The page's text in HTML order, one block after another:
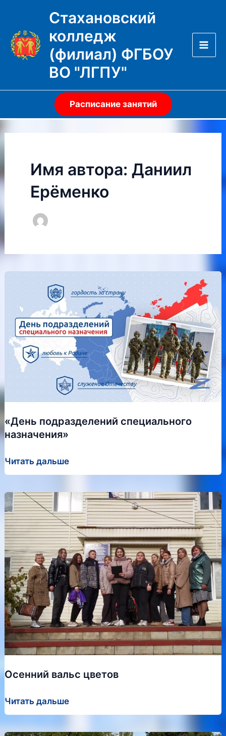
содержимому
Стахановский
колледж
(филиал) ФГБОУ
ВО "ЛГПУ"
Расписание занятий
Имя автора: Даниил
Ерёменко
«День подразделений специального
назначения»
«День
подразделений
назначения»
Читать дальше
Осенний вальс цветов
Осенний
вальс
цветов
Читать дальше